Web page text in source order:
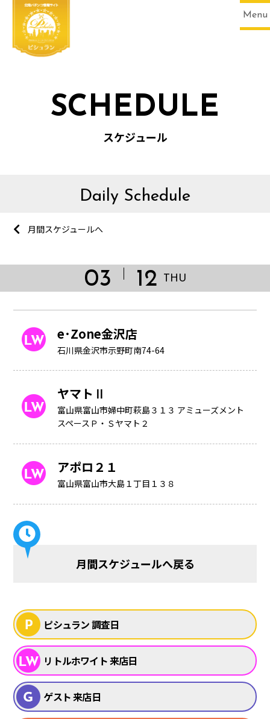
Menu
SCHEDULE
スケジュール
Daily Schedule
月間スケジュールへ
03 12 THU
e･Zone金沢店
石川県金沢市示野町南74-64
ヤマトⅡ
富山県富山市婦中町萩島３１３ アミューズメント
スペースＰ・Ｓヤマト２
アポロ２１
富山県富山市大島１丁目１３８
月間スケジュールへ戻る
ピシュラン 調査日
リトルホワイト 来店日
ゲスト 来店日